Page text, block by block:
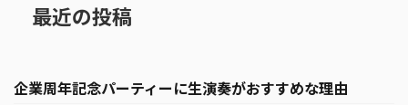
最近の投稿
企業周年記念パーティーに生演奏がおすすめな理由